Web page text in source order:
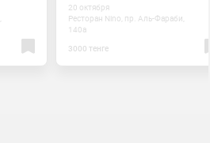
20 октября
Ресторан Nino, пр. Аль-Фараби,
140а
3000 тенге